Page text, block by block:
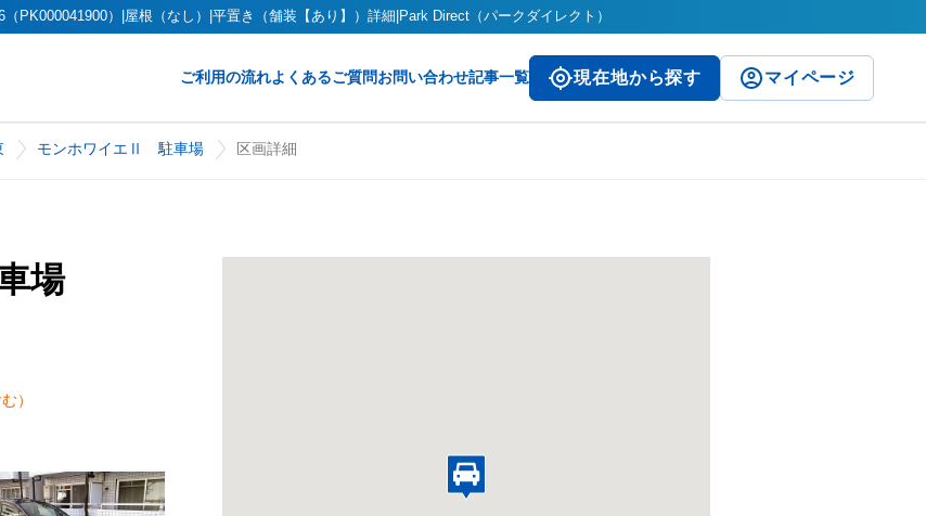
）|屋根（なし）|平置き（舗装【あり】）詳細|Park Direct（パークダイレクト）
ご利用の流れよくあるご質問お問い合わせ記事一覧 現在地から探す マイページ
モンホワイエⅡ 駐車場 区画詳細
場
）